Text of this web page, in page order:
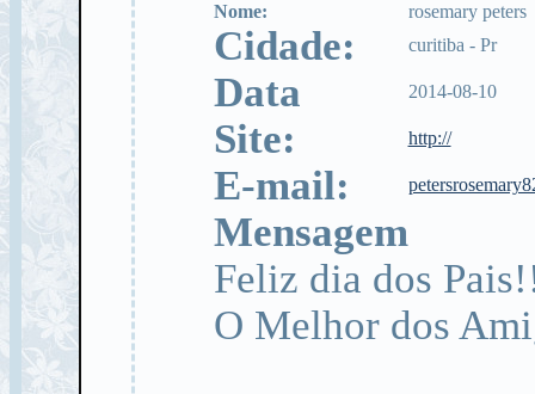
Nome: rosemary peters
Cidade: curitiba - Pr
Data 2014-08-10
Site: http://
E-mail:
Mensagem
Feliz dia dos
O Melhor dos